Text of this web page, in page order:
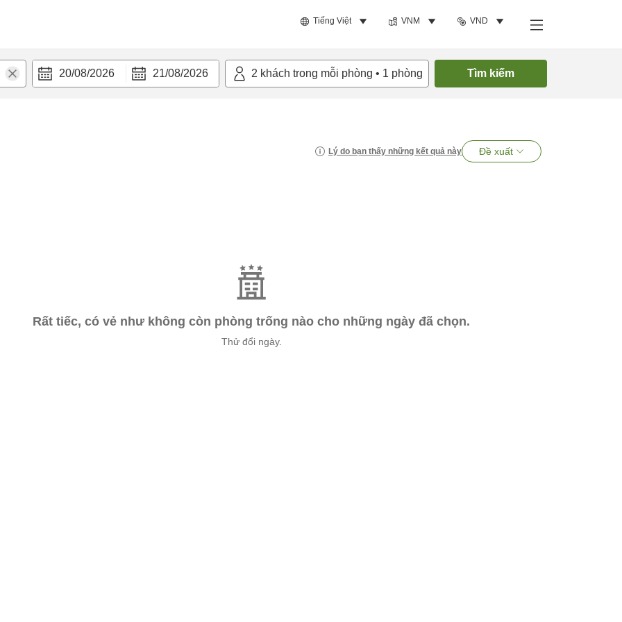
Tiếng Việt VNM VND
20/08/2026 21/08/2026 2 khách trong mỗi phòng • 1 phòng Tìm kiếm
Lý do bạn thấy những kết quả này Đề xuất
Rất tiếc, có vẻ như không còn phòng trống nào cho những ngày đã chọn.
Thử đổi ngày.